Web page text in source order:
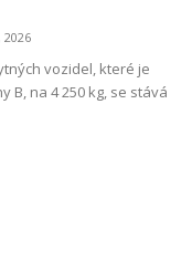
2026
vozidel, které je
B, na 4 250 kg, se stává